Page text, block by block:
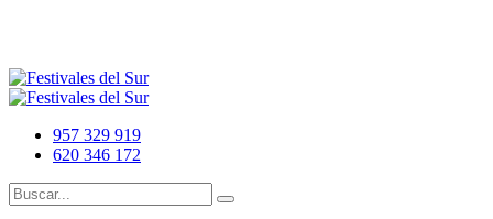
957 329 919
620 346 172